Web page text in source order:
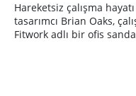
Hareketsiz çalışma
tasarımcı Brian Oaks,
Fitwork adlı bir ofis